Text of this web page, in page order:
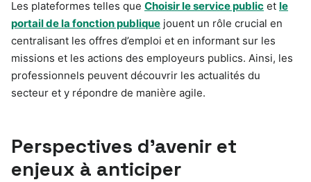
Les plateformes telles que Choisir le service public et le
portail de la fonction publique jouent un rôle crucial en
centralisant les offres d’emploi et en informant sur les
missions et les actions des employeurs publics. Ainsi, les
professionnels peuvent découvrir les actualités du
secteur et y répondre de manière agile.
Perspectives d’avenir et
enjeux à anticiper